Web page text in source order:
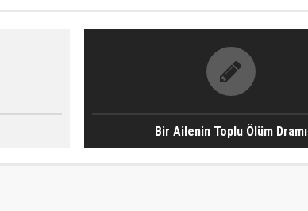
Bir Ailenin Toplu Ölüm Dramı